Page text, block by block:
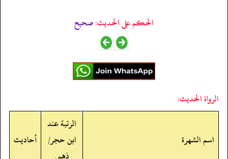
الحكم على الحديث:صحيح
الرواة الحديث:
اسم الشهرة
الرتبة عند
ابن حجر/
أحاديث